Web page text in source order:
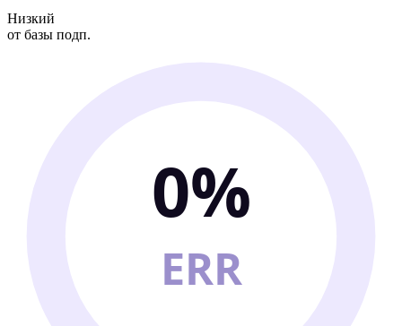
Низкий
от базы подп.
0%
ERR